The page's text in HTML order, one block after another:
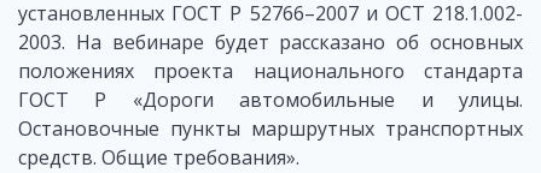
установленных ГОСТ Р 52766–2007 и ОСТ 218.1.002-
2003. На вебинаре будет рассказано об основных
положениях проекта национального стандарта
ГОСТ Р «Дороги автомобильные и улицы.
Остановочные пункты маршрутных транспортных
средств. Общие требования».